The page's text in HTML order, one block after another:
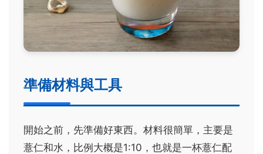
準備材料與工具
開始之前，先準備好東西。材料很簡單，主要是
薏仁和水，比例大概是1:10，也就是一杯薏仁配